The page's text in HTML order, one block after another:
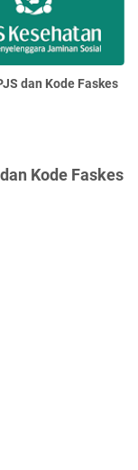
dan Kode Faskes
Kode Faskes